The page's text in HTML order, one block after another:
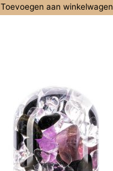
Toevoegen aan winkelwagen